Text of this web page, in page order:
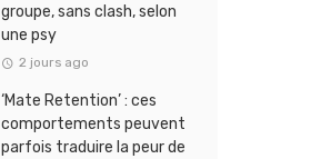
groupe, sans clash, selon
une psy
2 jours ago
‘Mate Retention’ : ces
comportements peuvent
parfois traduire la peur de